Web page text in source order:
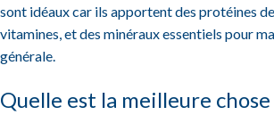
sont idéaux car ils apportent des protéines
vitamines, et des minéraux essentiels pour
générale.
Quelle est la meilleure